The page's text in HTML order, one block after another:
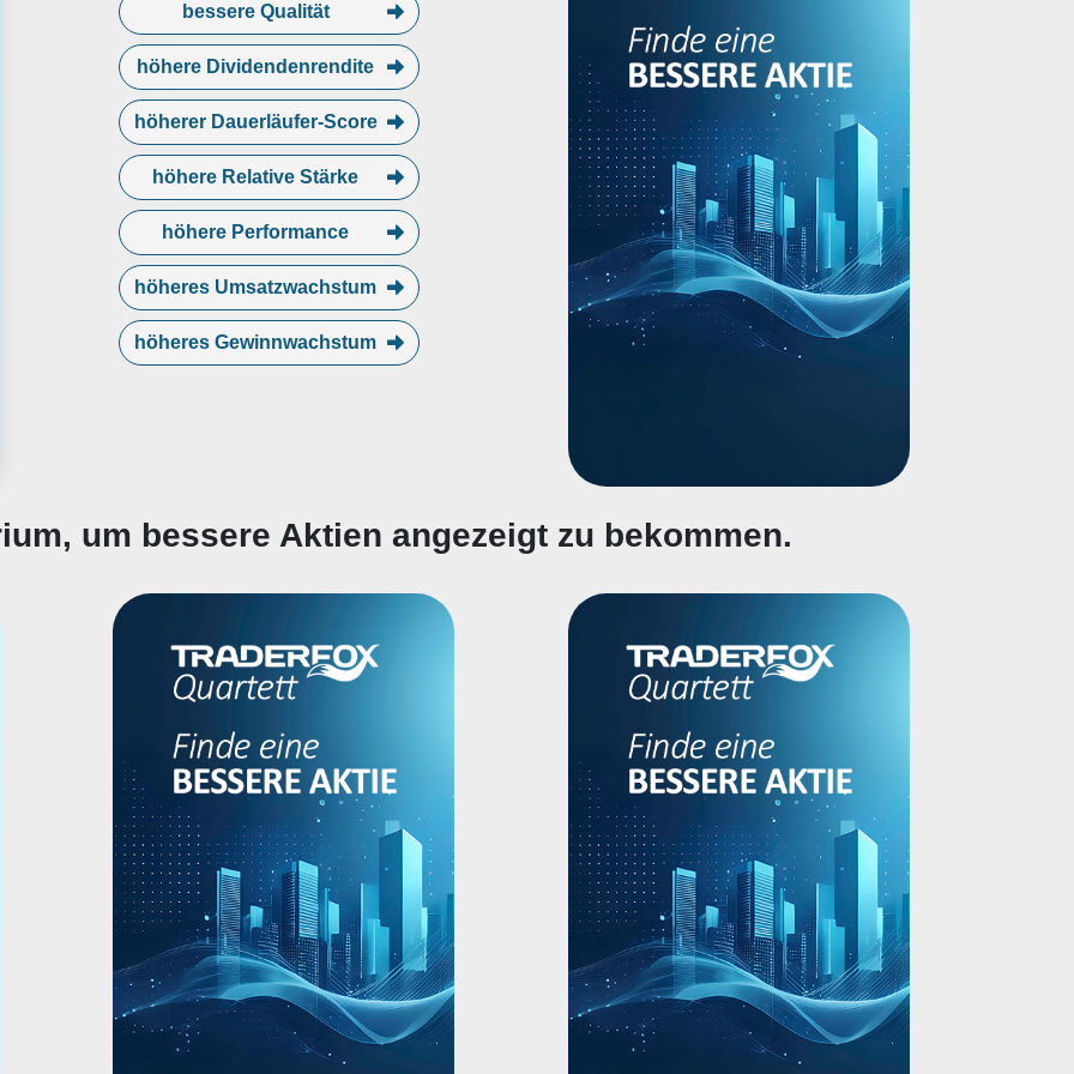
bessere Qualität
höhere Dividendenrendite
höherer Dauerläufer-Score
höhere Relative Stärke
höhere Performance
höheres Umsatzwachstum
höheres Gewinnwachstum
um bessere Aktien angezeigt zu bekommen.